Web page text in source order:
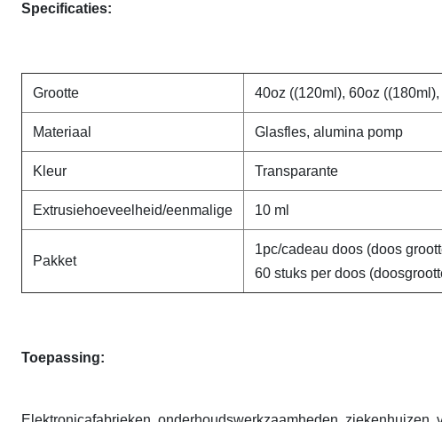
Specificaties:
Grootte 40oz ((120ml), 60oz
Materiaal Glasfles, alumina pomp
Kleur Transparante
Extrusiehoeveelheid/eenmalige 10 ml
Pakket
1pc/cadeau doos (doos
60 stuks per doos
Toepassing: